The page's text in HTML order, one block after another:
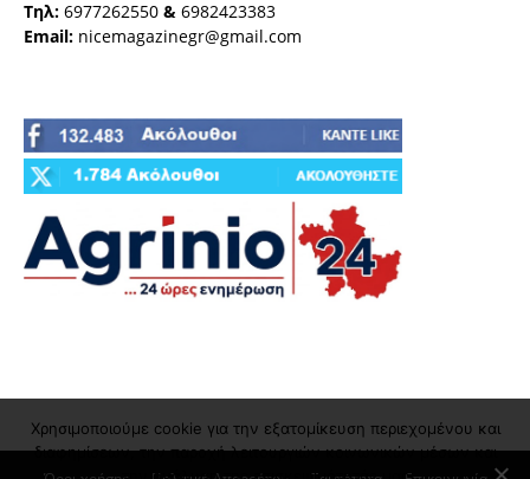
Τηλ: 6977262550 & 6982423383
Email: nicemagazinegr@gmail.com
Χρησιμοποιούμε cookie για την εξατομίκευση περιεχομένου και
διαφημίσεων, την παροχή λειτουργιών κοινωνικών μέσων και